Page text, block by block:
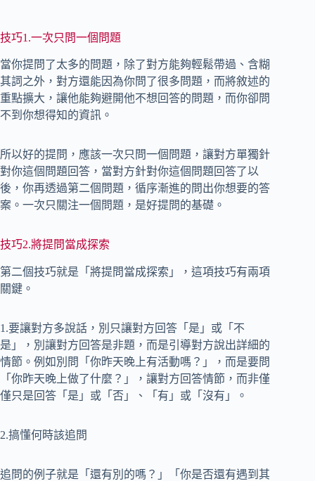
技巧1.一次只問一個問題
當你提問了太多的問題，除了對方能夠輕鬆帶過、含糊
其詞之外，對方還能因為你問了很多問題，而將敘述的
重點擴大，讓他能夠避開他不想回答的問題，而你卻問
不到你想得知的資訊。
所以好的提問，應該一次只問一個問題，讓對方單獨針
對你這個問題回答，當對方針對你這個問題回答了以
後，你再透過第二個問題，循序漸進的問出你想要的答
案。一次只關注一個問題，是好提問的基礎。
技巧2.將提問當成探索
第二個技巧就是「將提問當成探索」，這項技巧有兩項
關鍵。
1.要讓對方多說話，別只讓對方回答「是」或「不
是」，別讓對方回答是非題，而是引導對方說出詳細的
情節。例如別問「你昨天晚上有活動嗎？」，而是要問
「你昨天晚上做了什麼？」，讓對方回答情節，而非僅
僅只是回答「是」或「否」、「有」或「沒有」。
2.搞懂何時該追問
追問的例子就是「還有別的嗎？」「你是否還有遇到其